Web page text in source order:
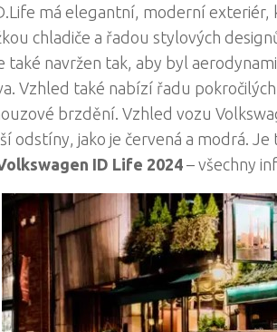
má elegantní, moderní exteriér,
chladiče a řadou stylových
také navržen tak, aby byl
Vzhled také nabízí řadu
brzdění. Vzhled vozu
odstíny, jako je červená a modrá.
ID Life 2024– všechny